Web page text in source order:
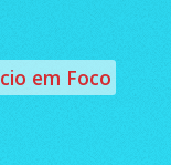
em Foco